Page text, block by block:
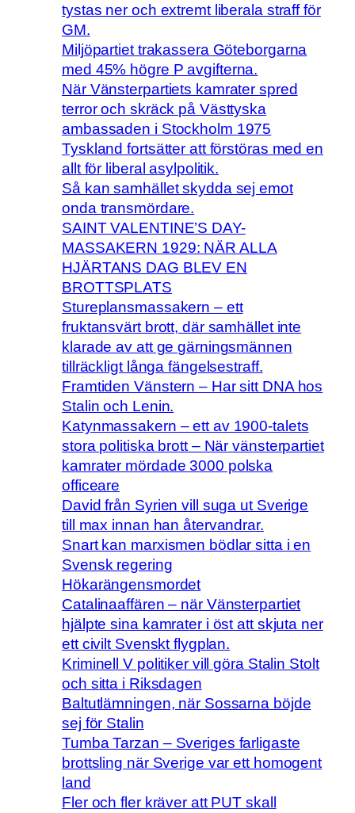
tystas ner och extremt liberala straff för
GM.
Miljöpartiet trakassera Göteborgarna
med 45% högre P avgifterna.
När Vänsterpartiets kamrater spred
terror och skräck på Västtyska
ambassaden i Stockholm 1975
Tyskland fortsätter att förstöras med en
allt för liberal asylpolitik.
Så kan samhället skydda sej emot
onda transmördare.
SAINT VALENTINE’S DAY-
MASSAKERN 1929: NÄR ALLA
HJÄRTANS DAG BLEV EN
BROTTSPLATS
Stureplansmassakern – ett
fruktansvärt brott, där samhället inte
klarade av att ge gärningsmännen
tillräckligt långa fängelsestraff.
Framtiden Vänstern – Har sitt DNA hos
Stalin och Lenin.
Katynmassakern – ett av 1900-talets
stora politiska brott – När vänsterpartiet
kamrater mördade 3000 polska
officeare
David från Syrien vill suga ut Sverige
till max innan han återvandrar.
Snart kan marxismen bödlar sitta i en
Svensk regering
Hökarängensmordet
Catalinaaffären – när Vänsterpartiet
hjälpte sina kamrater i öst att skjuta ner
ett civilt Svenskt flygplan.
Kriminell V politiker vill göra Stalin Stolt
och sitta i Riksdagen
Baltutlämningen, när Sossarna böjde
sej för Stalin
Tumba Tarzan – Sveriges farligaste
brottsling när Sverige var ett homogent
land
Fler och fler kräver att PUT skall